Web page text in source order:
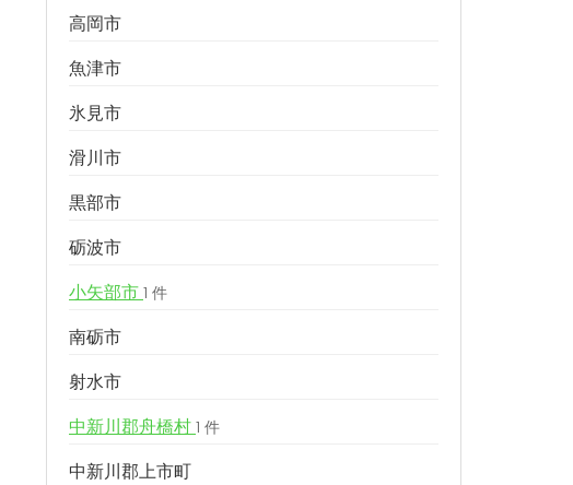
高岡市
魚津市
氷見市
滑川市
黒部市
砺波市
小矢部市 1 件
南砺市
射水市
中新川郡舟橋村 1 件
中新川郡上市町